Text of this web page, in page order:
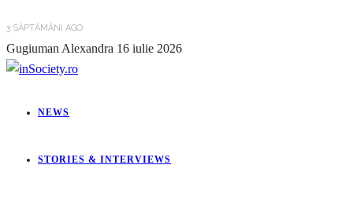
3 SĂPTĂMÂNI AGO
Gugiuman Alexandra 16 iulie 2026
NEWS
STORIES & INTERVIEWS